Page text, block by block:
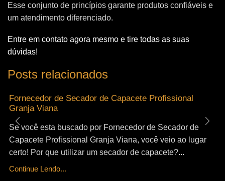
Esse conjunto de princípios garante produtos confiáveis e
um atendimento diferenciado.
Entre em contato agora mesmo e tire todas as suas
dúvidas!
Posts relacionados
Fornecedor de Secador de Capacete Profissional
Granja Viana
Se você esta buscado por Fornecedor de Secador de
Capacete Profissional Granja Viana, você veio ao lugar
certo! Por que utilizar um secador de capacete?...
Continue Lendo...